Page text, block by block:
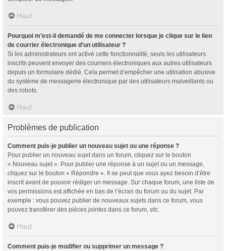
Haut
Pourquoi m’est-il demandé de me connecter lorsque je clique sur le lien
de courrier électronique d’un utilisateur ?
Si les administrateurs ont activé cette fonctionnalité, seuls les utilisateurs
inscrits peuvent envoyer des courriers électroniques aux autres utilisateurs
depuis un formulaire dédié. Cela permet d’empêcher une utilisation abusive
du système de messagerie électronique par des utilisateurs malveillants ou
des robots.
Haut
Problèmes de publication
Comment puis-je publier un nouveau sujet ou une réponse ?
Pour publier un nouveau sujet dans un forum, cliquez sur le bouton
« Nouveau sujet ». Pour publier une réponse à un sujet ou un message,
cliquez sur le bouton « Répondre ». Il se peut que vous ayez besoin d’être
inscrit avant de pouvoir rédiger un message. Sur chaque forum, une liste de
vos permissions est affichée en bas de l’écran du forum ou du sujet. Par
exemple : vous pouvez publier de nouveaux sujets dans ce forum, vous
pouvez transférer des pièces jointes dans ce forum, etc.
Haut
Comment puis-je modifier ou supprimer un message ?